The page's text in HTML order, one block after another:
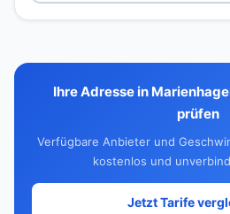
Ihre Adresse in
prüfen
Verfügbare Anbieter und
kostenlos und
Jetzt Tarife